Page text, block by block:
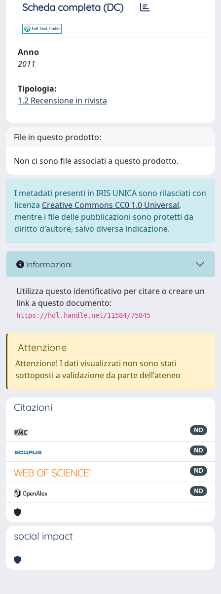
Scheda completa (DC)
Anno
2011
Tipologia:
1.2 Recensione in rivista
File in questo prodotto:
Non ci sono file associati a questo prodotto.
I metadati presenti in IRIS UNICA sono rilasciati con
licenza Creative Commons CC0 1.0 Universal,
mentre i file delle pubblicazioni sono protetti da
diritto d'autore, salvo diversa indicazione.
Informazioni
Utilizza questo identificativo per citare o creare un
link a questo documento:
https://hdl.handle.net/11584/75845
Attenzione
Attenzione! I dati visualizzati non sono stati
sottoposti a validazione da parte dell'ateneo
Citazioni
ND
ND
ND
ND
social impact